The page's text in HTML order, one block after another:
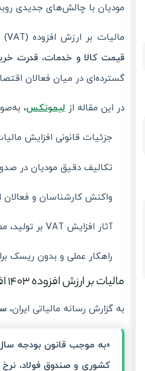
مودیان با چالش‌های جدیدی
مالیات بر ارزش افزوده (VAT) به‌عنوان مالیاتی که مستقیماً بر مصرف‌کننده نهایی تحمیل می‌شود، همواره تأثیر مستقیمی بر
قیمت کالا و خدمات، قدرت
گسترده‌ای در میان فعالان
در این مقاله ازلیموتکس،
جزئیات قانونی افزایش مالیات
تکالیف دقیق مودیان در
واکنش کارشناسان و فعالان
آثار افزایش VAT بر تولید، مصرف و اشتغال
راهکار عملی و بدون ریسک
مالیات بر ارزش افزوده ۱۴۰۳ افزایش یافت | اعلام رسمی سازمان امور مالیاتی
به گزارش رسانه مالیاتی ایران،